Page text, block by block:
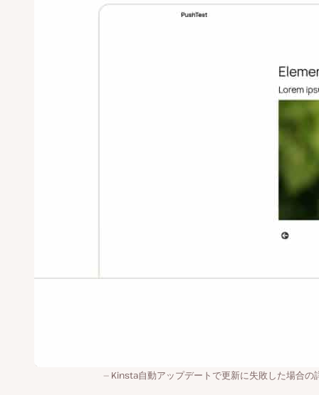
Kinsta自動アップデートで更新に失敗した場合の